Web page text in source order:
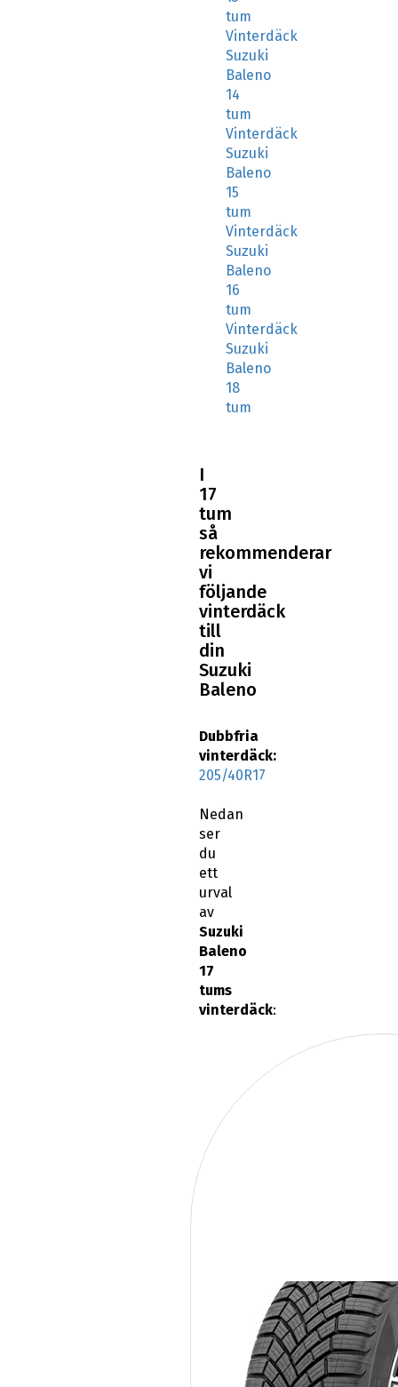
tum
Vinterdäck
Suzuki
Baleno
14
tum
Vinterdäck
Suzuki
Baleno
15
tum
Vinterdäck
Suzuki
Baleno
16
tum
Vinterdäck
Suzuki
Baleno
18
tum
I
17
tum
så
rekommenderar
vi
följande
vinterdäck
till
din
Suzuki
Baleno
Dubbfria
vinterdäck:
205/40R17
Nedan
ser
du
ett
urval
av
Suzuki
Baleno
17
tums
vinterdäck: